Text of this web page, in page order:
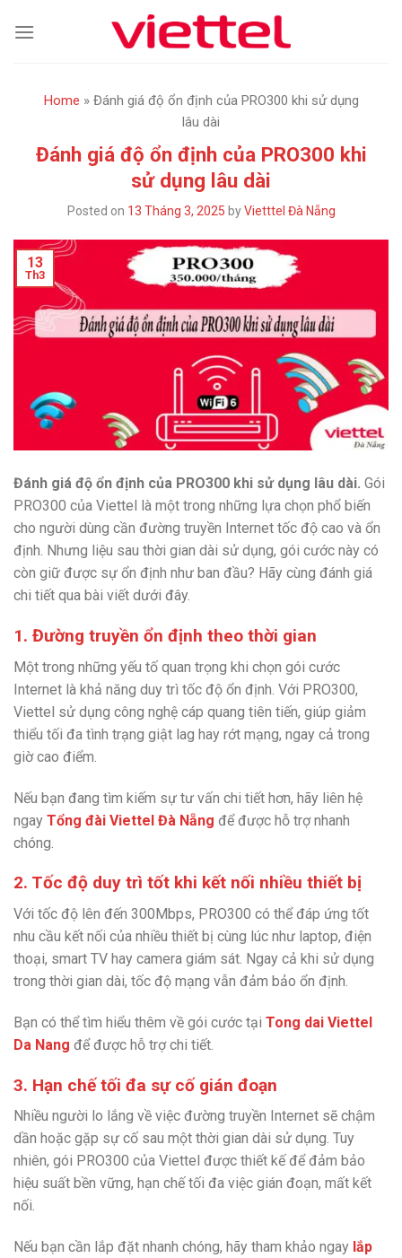
Home » Đánh giá độ ổn định của PRO300 khi sử dụng
lâu dài
Đánh giá độ ổn định của PRO300 khi
sử dụng lâu dài
Posted on 13 Tháng 3, 2025 byVietttel Đà Nẵng
13
Th3
Đánh giá độ ổn định của PRO300 khi sử dụng lâu dài. Gói
PRO300 của Viettel là một trong những lựa chọn phổ biến
cho người dùng cần đường truyền Internet tốc độ cao và ổn
định. Nhưng liệu sau thời gian dài sử dụng, gói cước này có
còn giữ được sự ổn định như ban đầu? Hãy cùng đánh giá
chi tiết qua bài viết dưới đây.
1. Đường truyền ổn định theo thời gian
Một trong những yếu tố quan trọng khi chọn gói cước
Internet là khả năng duy trì tốc độ ổn định. Với PRO300,
Viettel sử dụng công nghệ cáp quang tiên tiến, giúp giảm
thiểu tối đa tình trạng giật lag hay rớt mạng, ngay cả trong
giờ cao điểm.
Nếu bạn đang tìm kiếm sự tư vấn chi tiết hơn, hãy liên hệ
ngay Tổng đài Viettel Đà Nẵng để được hỗ trợ nhanh
chóng.
2. Tốc độ duy trì tốt khi kết nối nhiều thiết bị
Với tốc độ lên đến 300Mbps, PRO300 có thể đáp ứng tốt
nhu cầu kết nối của nhiều thiết bị cùng lúc như laptop, điện
thoại, smart TV hay camera giám sát. Ngay cả khi sử dụng
trong thời gian dài, tốc độ mạng vẫn đảm bảo ổn định.
Bạn có thể tìm hiểu thêm về gói cước tại Tong dai Viettel
Da Nang để được hỗ trợ chi tiết.
3. Hạn chế tối đa sự cố gián đoạn
Nhiều người lo lắng về việc đường truyền Internet sẽ chậm
dần hoặc gặp sự cố sau một thời gian dài sử dụng. Tuy
nhiên, gói PRO300 của Viettel được thiết kế để đảm bảo
hiệu suất bền vững, hạn chế tối đa việc gián đoạn, mất kết
nối.
Nếu bạn cần lắp đặt nhanh chóng, hãy tham khảo ngay lắp